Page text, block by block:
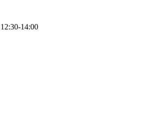
12:30-14:00